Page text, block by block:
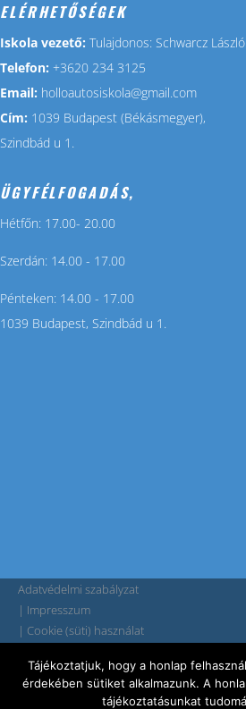
ELÉRHETŐSÉGEK
Iskola vezető: Tulajdonos: Schwarcz László
Telefon: +3620 234 3125
Email: holloautosiskola@gmail.com
Cím: 1039 Budapest (Békásmegyer),
Szindbád u 1.
ÜGYFÉLFOGADÁS,
Hétfőn: 17.00- 20.00
Szerdán: 14.00 - 17.00
Pénteken: 14.00 - 17.00
1039 Budapest, Szindbád u 1.
Adatvédelmi szabályzat
| Impresszum
| Cookie (süti) használat
Tárhelyszolgáltató: TeraHost Kft.|2220Vecsés,
Tájékoztatjuk, hogy a honlap
érdekében sütiket alkalmazunk. A
tájékoztatásunkat